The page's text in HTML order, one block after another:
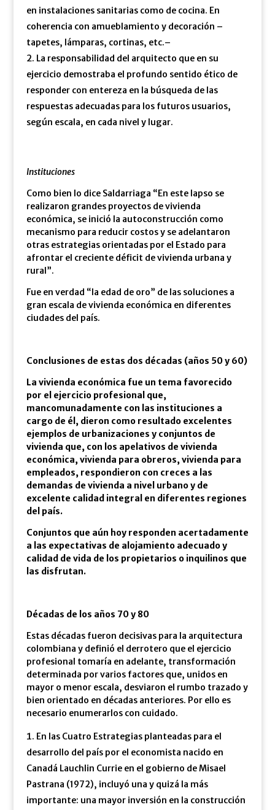
en instalaciones sanitarias como de cocina. En
coherencia con amueblamiento y decoración –
tapetes, lámparas, cortinas, etc.–
La responsabilidad del arquitecto que en su
ejercicio demostraba el profundo sentido ético de
responder con entereza en la búsqueda de las
respuestas adecuadas para los futuros usuarios,
según escala, en cada nivel y lugar.
Instituciones
Como bien lo dice Saldarriaga “En este lapso se
realizaron grandes proyectos de vivienda
económica, se inició la autoconstrucción como
mecanismo para reducir costos y se adelantaron
otras estrategias orientadas por el Estado para
afrontar el creciente déficit de vivienda urbana y
rural”.
Fue en verdad “la edad de oro” de las soluciones a
gran escala de vivienda económica en diferentes
ciudades del país.
Conclusiones de estas dos décadas (años 50 y 60)
La vivienda económica fue un tema favorecido
por el ejercicio profesional que,
mancomunadamente con las instituciones a
cargo de él, dieron como resultado excelentes
ejemplos de urbanizaciones y conjuntos de
vivienda que, con los apelativos de vivienda
económica, vivienda para obreros, vivienda para
empleados, respondieron con creces a las
demandas de vivienda a nivel urbano y de
excelente calidad integral en diferentes regiones
del país.
Conjuntos que aún hoy responden acertadamente
a las expectativas de alojamiento adecuado y
calidad de vida de los propietarios o inquilinos que
las disfrutan.
Décadas de los años 70 y 80
Estas décadas fueron decisivas para la arquitectura
colombiana y definió el derrotero que el ejercicio
profesional tomaría en adelante, transformación
determinada por varios factores que, unidos en
mayor o menor escala, desviaron el rumbo trazado y
bien orientado en décadas anteriores. Por ello es
necesario enumerarlos con cuidado.
En las Cuatro Estrategias planteadas para el
desarrollo del país por el economista nacido en
Canadá Lauchlin Currie en el gobierno de Misael
Pastrana (1972), incluyó una y quizá la más
importante: una mayor inversión en la construcción